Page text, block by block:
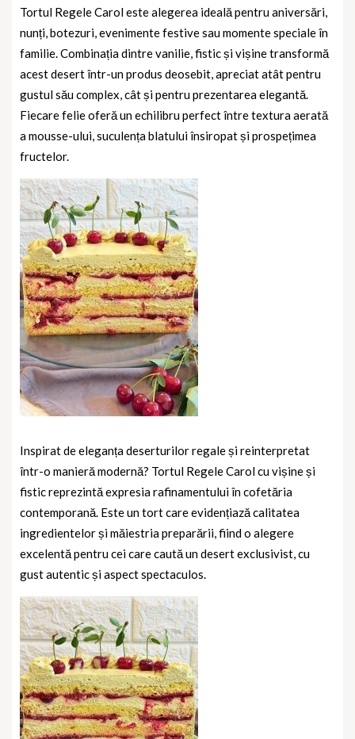
Tortul Regele Carol este alegerea ideală pentru aniversări,
nunți, botezuri, evenimente festive sau momente speciale în
familie. Combinația dintre vanilie, fistic și vișine transformă
acest desert într-un produs deosebit, apreciat atât pentru
gustul său complex, cât și pentru prezentarea elegantă.
Fiecare felie oferă un echilibru perfect între textura aerată
a mousse-ului, suculența blatului însiropat și prospețimea
fructelor.
Inspirat de eleganța deserturilor regale și reinterpretat
într-o manieră modernă? Tortul Regele Carol cu vișine și
fistic reprezintă expresia rafinamentului în cofetăria
contemporană. Este un tort care evidențiază calitatea
ingredientelor și măiestria preparării, fiind o alegere
excelentă pentru cei care caută un desert exclusivist, cu
gust autentic și aspect spectaculos.